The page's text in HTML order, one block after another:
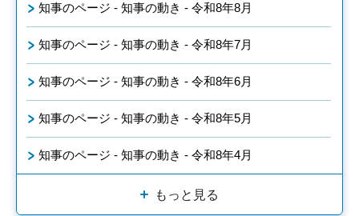
知事のページ - 知事の動き - 令和8年8月
知事のページ - 知事の動き - 令和8年7月
知事のページ - 知事の動き - 令和8年6月
知事のページ - 知事の動き - 令和8年5月
知事のページ - 知事の動き - 令和8年4月
もっと見る